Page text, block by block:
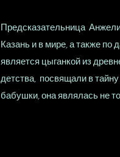
Предсказательница
Казань и в мире, а также
является цыганкой из
детства, посвящали в
бабушки, она являлась не